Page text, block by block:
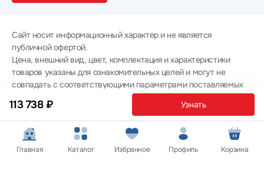
113 738 ₽ Узнать
Сайт носит информационный характер и не является
публичной офертой.
Цена, внешний вид, цвет, комплектация и характеристики
товаров указаны для ознакомительных целей и могут не
совпадать с соответствующими параметрами поставляемых
товаров - уточняйте информацию у менеджера при
оформлении заказа.
Политика конфиденциальности
© 2012 — 2026 ООО «Эпл Тэк»
Главная Каталог Избранное Профиль Корзина